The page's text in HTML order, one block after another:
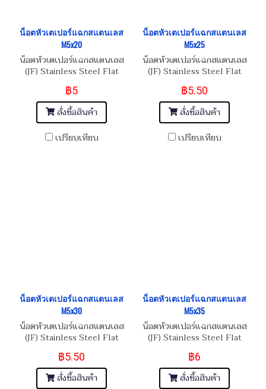
น็อตหัวเตเปอร์แฉกสแตนเลส
M5x20
น็อตหัวเตเปอร์แฉกสแตนเลส
(JF) Stainless Steel Flat
Phillip Taper Head Screw
M5x0.8x20
฿5
สั่งซื้อสินค้า
เปรียบเทียบ
น็อตหัวเตเปอร์แฉกสแตนเลส
M5x25
น็อตหัวเตเปอร์แฉกสแตนเลส
(JF) Stainless Steel Flat
Phillip Taper Head Screw
M5x0.8x25
฿5.50
สั่งซื้อสินค้า
เปรียบเทียบ
น็อตหัวเตเปอร์แฉกสแตนเลส
M5x30
น็อตหัวเตเปอร์แฉกสแตนเลส
(JF) Stainless Steel Flat
M5x0.8x30
฿5.50
สั่งซื้อสินค้า
น็อตหัวเตเปอร์แฉกสแตนเลส
M5x35
น็อตหัวเตเปอร์แฉกสแตนเลส
(JF) Stainless Steel Flat
M5x0.8x35
฿6
สั่งซื้อสินค้า